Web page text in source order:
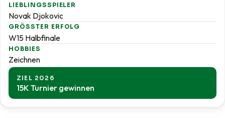
LIEBLINGSSPIELER
Novak Djokovic
GRÖSSTER ERFOLG
W15 Halbfinale
HOBBIES
Zeichnen
ZIEL 2026
15K Turnier gewinnen